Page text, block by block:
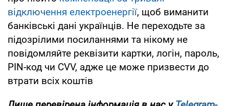
відключення електроенергії, щоб виманити
банківські дані українців. Не переходьте за
підозрілими посиланнями та нікому не
повідомляйте реквізити картки, логін, пароль,
PIN-код чи CVV, адже це може призвести до
втрати всіх коштів